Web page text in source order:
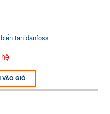
tần danfoss
VÀO GIỎ